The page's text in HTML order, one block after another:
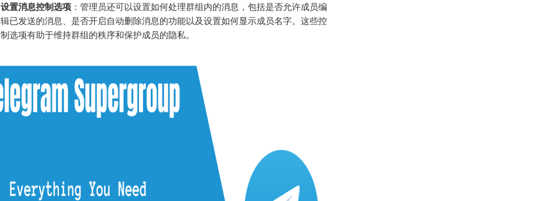
设置消息控制选项 ：管理员还可以设置如何处理群组内的消息，包括是否允许成员编
辑已发送的消息、是否开启自动删除消息的功能以及设置如何显示成员名字。这些控
制选项有助于维持群组的秩序和保护成员的隐私。